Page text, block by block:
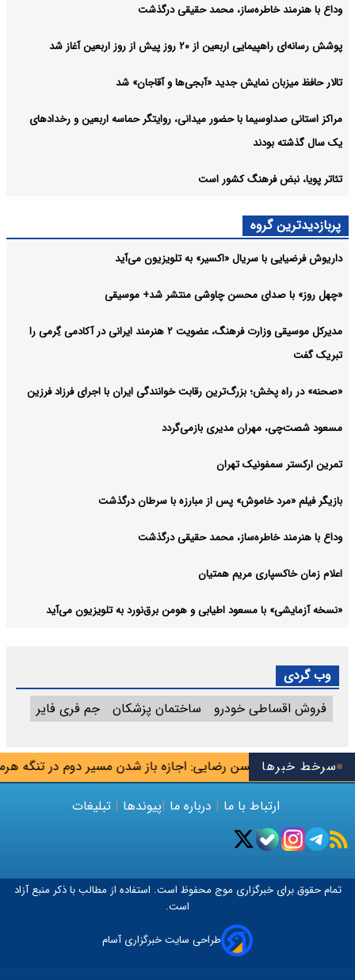
سرخط خبرهامحسن رضایی: اجازه باز شدن مسیر دوم در تنگه هرمز تیم
وداع با هنرمند خاطره‌ساز، محمد حقیقی درگذشت
پوشش رسانه‌ای راهپیمایی اربعین از ۲۰ روز پیش از روز اربعین آغاز شد
تالار حافظ میزبان نمایش جدید «آبجی‌ها و آقاجان» شد
مراکز استانی صداوسیما با حضور میدانی، روایتگر حماسه اربعین و رخدادهای
یک سال گذشته بودند
تئاتر پویا، نبض فرهنگ کشور است
پربازدیدترین گروه
داریوش فرضیایی با سریال «اکسیر» به تلویزیون می‌آید
«چهل روز» با صدای محسن چاوشی منتشر شد+ موسیقی
مدیرکل موسیقی وزارت فرهنگ، عضویت ۲ هنرمند ایرانی در آکادمی گِرمی را
تبریک گفت
«صحنه» در راه پخش؛ بزرگ‌ترین رقابت خوانندگی ایران با اجرای فرزاد فرزین
مسعود شصت‌چی، مهران مدیری بازمی‌گردد
تمرین ارکستر سمفونیک تهران
بازیگر فیلم «مرد خاموش» پس از مبارزه با سرطان درگذشت
وداع با هنرمند خاطره‌ساز، محمد حقیقی درگذشت
اعلام زمان خاکسپاری مریم همتیان
«نسخه آزمایشی» با مسعود اطیابی و هومن برق‌نورد به تلویزیون می‌آید
وب گردی
فروش اقساطی خودرو
ساختمان پزشکان جم فری فایر
ارتباط با ما | درباره ما |پیوندها | تبلیغات
تمام حقوق برای خبرگزاری موج محفوظ است. استفاده از مطالب با ذکر منبع آزاد
است.
طراحی سایت خبرگزاری آسام